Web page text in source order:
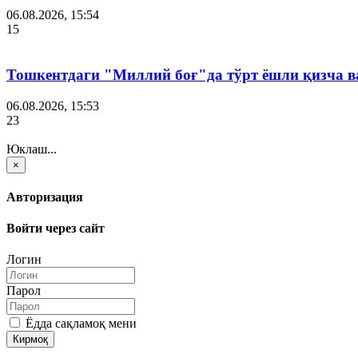
06.08.2026, 15:54
15
Тошкентдаги "Миллий боғ"да тўрт ёшли қизча
06.08.2026, 15:53
23
Юклаш...
×
Авторизация
Войти через сайт
Логин
Парол
Ёдда сақламоқ мени